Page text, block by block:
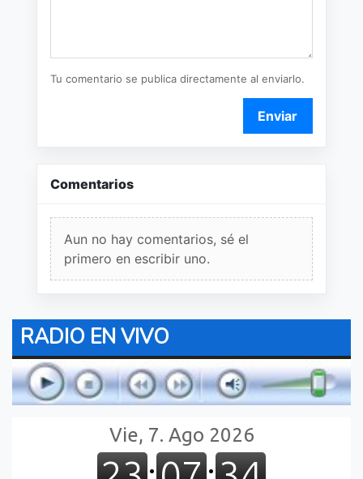
Tu comentario se publica directamente al enviarlo.
Enviar
Comentarios
Aun no hay comentarios, sé el
primero en escribir uno.
RADIO EN VIVO